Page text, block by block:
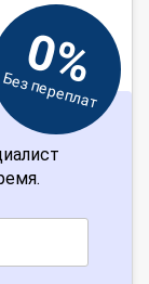
0%
Без переплат